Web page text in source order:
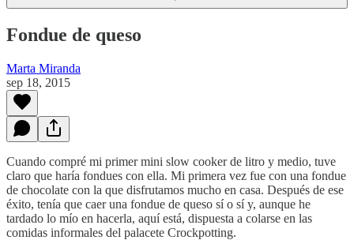
Fondue de queso
Marta Miranda
sep 18, 2015
Cuando compré mi primer mini slow cooker de litro y medio, tuve
claro que haría fondues con ella. Mi primera vez fue con una fondue
de chocolate con la que disfrutamos mucho en casa. Después de ese
éxito, tenía que caer una fondue de queso sí o sí y, aunque he
tardado lo mío en hacerla, aquí está, dispuesta a colarse en las
comidas informales del palacete Crockpotting.